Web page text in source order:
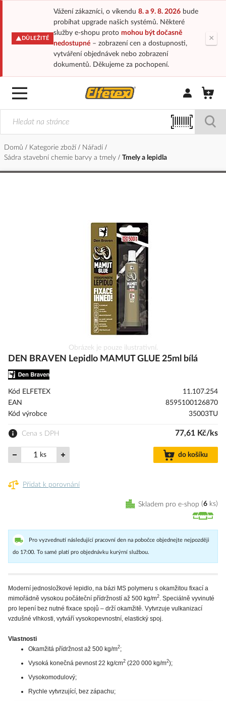
DŮLEŽITÉ
Vážení zákazníci, o víkendu 8. a 9. 8. 2026bude
probíhat upgrade našich systémů. Některé
služby e-shopu proto mohou být dočasně
nedostupné– zobrazení cen a dostupnosti,
vytváření objednávek nebo zobrazení
dokumentů. Děkujeme za pochopení.
×
Přihlásit/
Domů Kategorie zboží
Nářadí
Sádra stavební chemie barvy a tmely
Tmely a lepidla
na
galerie
s
Obrázek je pouze ilustrativní.
DEN BRAVEN Lepidlo MAMUT GLUE 25ml bílá
Kód ELFETEX
11.107.254
EAN
8595100126870
Kód výrobce
35003TU
Cena s DPH 77,61 Kč/ks
ks do košíku
Přidat k porovnání
Skladem pro e-shop 6 ks
Pro vyzvednutí následující pracovní den na pobočce objednejte nejpozději
do 17:00. To samé platí pro objednávku kurýrní službou.
Moderní jednosložkové lepidlo, na bázi MS polymeru s okamžitou fixací a
mimořádně vysokou počáteční přídržností až 500 kg/m2 . Speciálně vyvinuté
pro lepení bez nutné fixace spojů – drží okamžitě. Vytvrzuje vulkanizací
vzdušné vlhkosti, vytváří vysokopevnostní, elastický spoj.
Vlastnosti
Okamžitá přídržnost až 500 kg/m2;
Vysoká konečná pevnost 22 kg/cm2 (220 000 kg/m2);
Vysokomodulový;
Rychle vytvrzující, bez zápachu;